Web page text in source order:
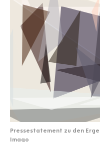
Pressestatement zu den
Imago